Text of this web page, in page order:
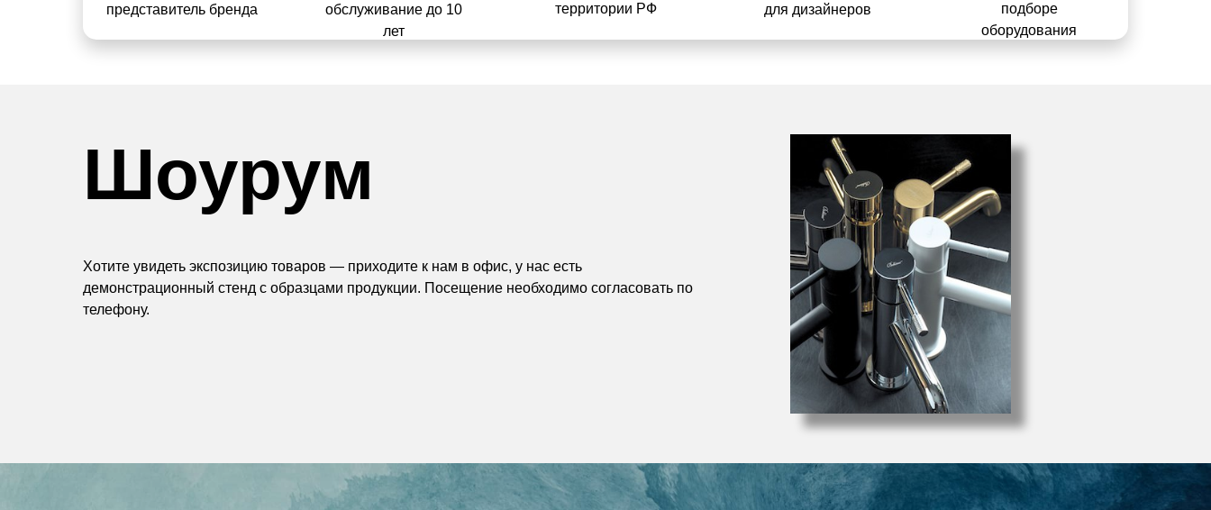
представитель бренда
территории РФ
обслуживание до 10
лет
для дизайнеров
подборе
оборудования
Шоурум
Хотите увидеть экспозицию товаров — приходите к нам в офис, у нас есть
демонстрационный стенд с образцами продукции. Посещение необходимо согласовать по
телефону.